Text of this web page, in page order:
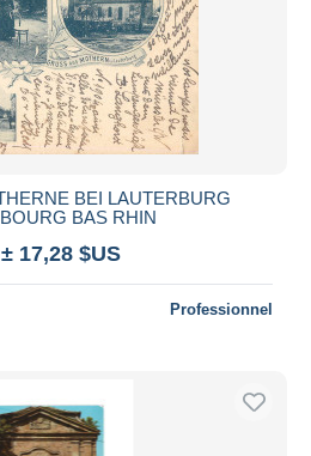
BEI LAUTERBURG
BAS RHIN
± 17,28 $US
Professionnel